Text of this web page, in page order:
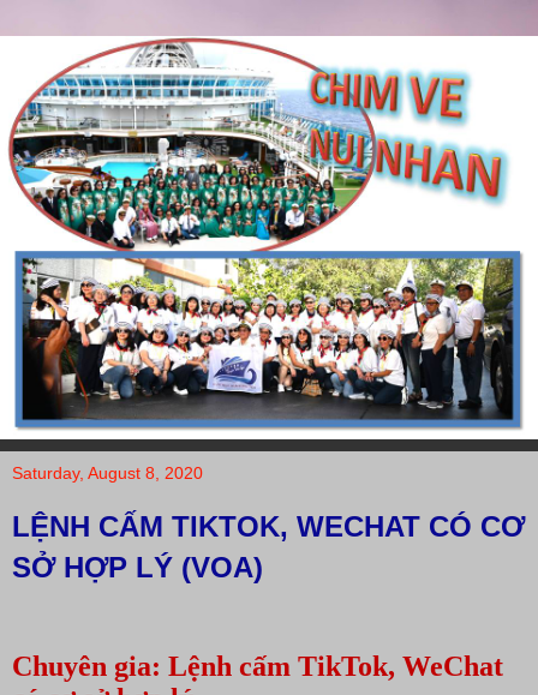
Saturday, August 8, 2020
LỆNH CẤM TIKTOK, WECHAT CÓ CƠ
SỞ HỢP LÝ (VOA)
Chuyên gia: Lệnh cấm TikTok, WeChat